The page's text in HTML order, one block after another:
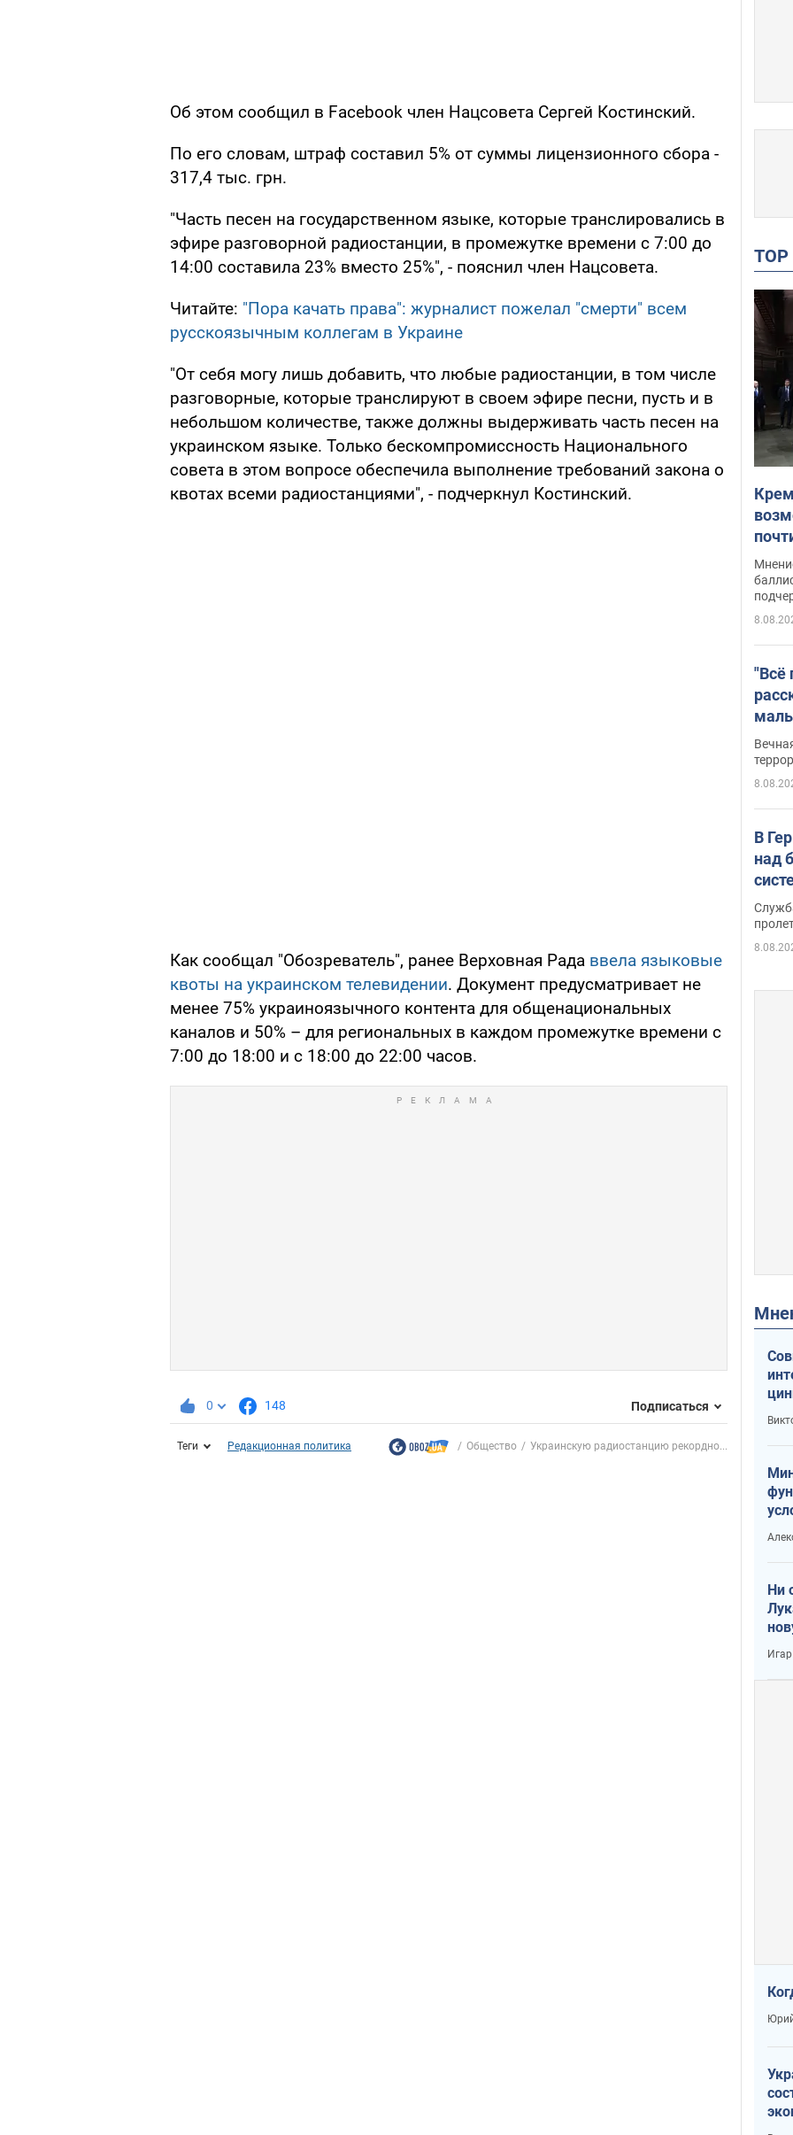
Об этом сообщил в Facebook член Нацсовета Сергей Костинский.
По его словам, штраф составил 5% от суммы лицензионного сбора -
317,4 тыс. грн.
"Часть песен на государственном языке, которые транслировались в
эфире разговорной радиостанции, в промежутке времени с 7:00 до
14:00 составила 23% вместо 25%", - пояснил член Нацсовета.
Читайте: "Пора качать права": журналист пожелал "смерти" всем
русскоязычным коллегам в Украине
"От себя могу лишь добавить, что любые радиостанции, в том числе
разговорные, которые транслируют в своем эфире песни, пусть и в
небольшом количестве, также должны выдерживать часть песен на
украинском языке. Только бескомпромиссность Национального
совета в этом вопросе обеспечила выполнение требований закона о
квотах всеми радиостанциями", - подчеркнул Костинский.
Как сообщал "Обозреватель", ранее Верховная Рада ввела языковые
квоты на украинском телевидении. Документ предусматривает не
менее 75% украиноязычного контента для общенациональных
каналов и 50% – для региональных в каждом промежутке времени с
7:00 до 18:00 и с 18:00 до 22:00 часов.
0 148 Подписаться
Теги Редакционная политика Общество Украинскую радиостанцию рекордно...
"Всё
В
над
Ни